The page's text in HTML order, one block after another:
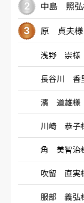
中島 照
原 貞夫様
浅野 崇様
長谷川 香
濱 道雄様
川崎 恭子
角 美智治
吹留 直実
服部 義弘